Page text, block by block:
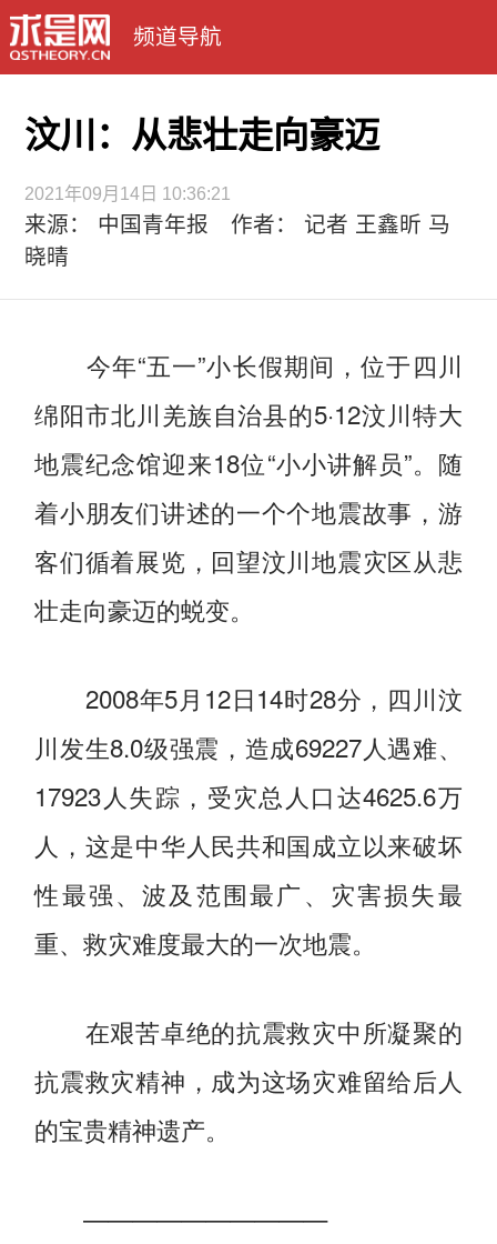
频道导航
汶川：从悲壮走向豪迈
2021年09月14日 10:36:21
来源： 中国青年报 作者： 记者 王鑫昕 马
晓晴
今年“五一”小长假期间，位于四川
绵阳市北川羌族自治县的5·12汶川特大
地震纪念馆迎来18位“小小讲解员”。随
着小朋友们讲述的一个个地震故事，游
客们循着展览，回望汶川地震灾区从悲
壮走向豪迈的蜕变。
2008年5月12日14时28分，四川汶
川发生8.0级强震，造成69227人遇难、
17923人失踪，受灾总人口达4625.6万
人，这是中华人民共和国成立以来破坏
性最强、波及范围最广、灾害损失最
重、救灾难度最大的一次地震。
在艰苦卓绝的抗震救灾中所凝聚的
抗震救灾精神，成为这场灾难留给后人
的宝贵精神遗产。
——————————